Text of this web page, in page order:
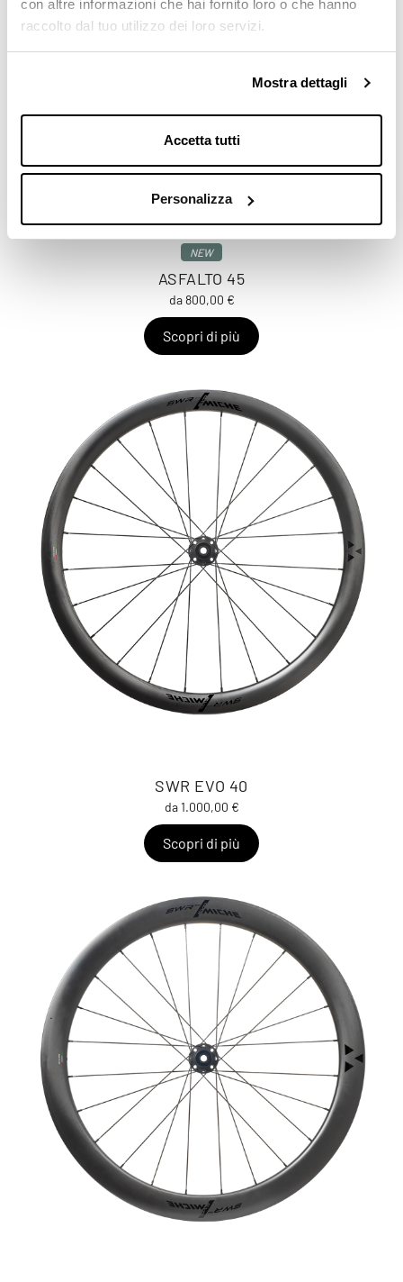
con altre informazioni che hai fornito loro o che hanno
raccolto dal tuo utilizzo dei loro servizi.
Mostra dettagli
Accetta tutti
Personalizza
NEW
ASFALTO 45
da 800,00 €
Scopri di più
SWR EVO 40
da 1.000,00 €
Scopri di più